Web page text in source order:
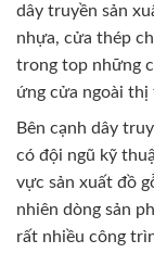
dây truyền sản
nhựa, cửa thép
trong top những
ứng cửa ngoài
Bên cạnh dây
có đội ngũ kỹ
vực sản xuất đồ
nhiên dòng sản
rất nhiều công